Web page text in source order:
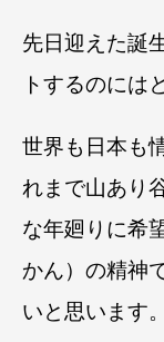
先日迎えた誕
トするのには
世界も日本も
れまで山あり
な年廻りに希
かん）の精神
いと思います。